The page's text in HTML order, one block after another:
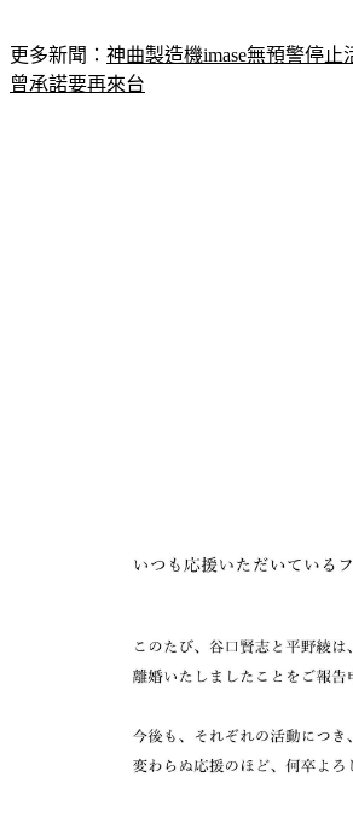
更多新聞： 神曲製造機imase無預警停
曾承諾要再來台